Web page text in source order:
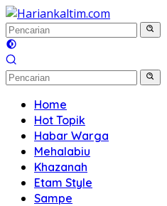
Langsung
ke
konten
Home
Hot Topik
Habar Warga
Mehalabiu
Khazanah
Etam Style
Sampe